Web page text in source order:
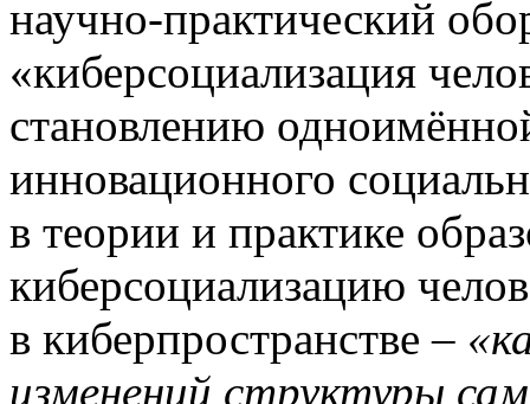
научно-практический
«киберсоциализация
становлению
инновационного
в теории и практике
киберсоциализацию
в киберпространстве –
изменений структуры